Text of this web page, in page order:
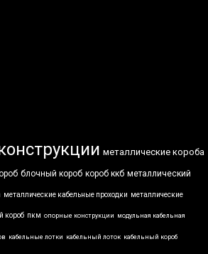
металлические короба
блочный короб короб ккб металлический
металлические кабельные проходки металлические
короб пкм опорные конструкции модульная кабельная
кабельные лотки кабельный лоток кабельный короб